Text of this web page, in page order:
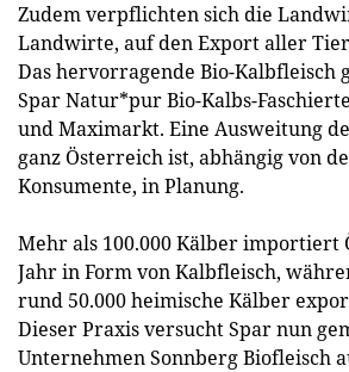
Zudem verpflichten sich die
Landwirte, auf den Export aller
Das hervorragende Bio-Kalbfleisch
Spar Natur*pur Bio-Kalbs-
und Maximarkt. Eine Ausweitung
ganz Österreich ist, abhängig von
Konsumente, in Planung.
Mehr als 100.000 Kälber importiert
Jahr in Form von Kalbfleisch,
rund 50.000 heimische Kälber
Dieser Praxis versucht Spar nun
Unternehmen Sonnberg Biofleisch